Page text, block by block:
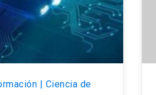
| Ciencia de